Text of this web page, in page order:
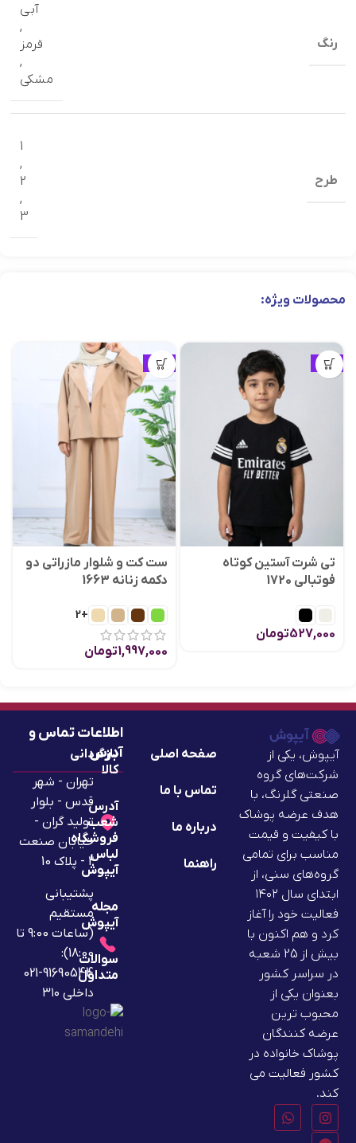
رنگ
آبی
,
قرمز
,
مشکی
طرح
1
,
2
,
3
محصولات ویژه:
ویژه
تی شرت آستین کوتاه
فوتبالی 1720
527,000تومان
ویژه
ست کت و شلوار مازراتی دو
دکمه زنانه 1663
+2
1,997,000تومان
آیپوش، یکی از
شرکت‌های گروه
صنعتی گلرنگ، با
هدف عرضه پوشاک
با کیفیت و قیمت
مناسب برای تمامی
گروه‌های سنی، از
ابتدای سال ۱۴۰۲
فعالیت خود را آغاز
کرد و هم اکنون با
بیش از 25 شعبه
در سراسر کشور
بعنوان یکی از
محبوب ترین
عرضه کنندگان
پوشاک خانواده در
کشور فعالیت می
کند.
صفحه اصلی
تماس با ما
درباره ما
راهنما
بازگردانی
کالا
آدرس
شعب
فروشگاه
لباس
آیپوش
مجله
آیپوش
سوالات
متداول
تهران - شهر
قدس - بلوار
تولید گران -
خیابان صنعت
2 - پلاک 10
پشتیبانی
مستقیم
(ساعات 9:00 تا
18:00):
91690544-021
داخلی ۳۱۰
اطلاعات تماس و
آدرس